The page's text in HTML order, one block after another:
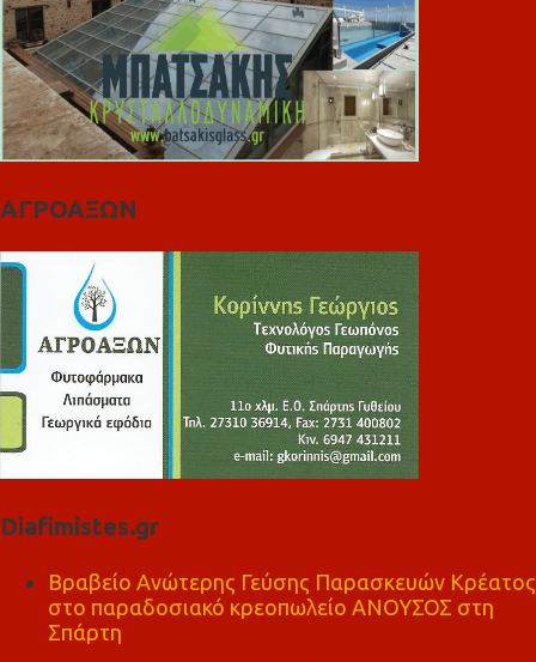
ΑΓΡΟΑΞΩΝ
Diafimistes.gr
Βραβείο Ανώτερης Γεύσης Παρασκευών Κρέατος
στο παραδοσιακό κρεοπωλείο ΑΝΟΥΣΟΣ στη
Σπάρτη